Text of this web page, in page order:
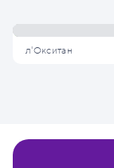
л'Окситан